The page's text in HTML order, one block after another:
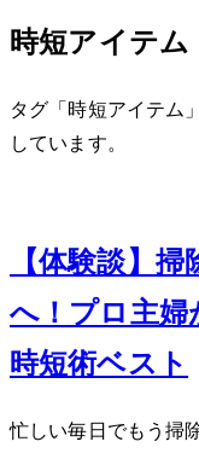
時短アイテム
タグ「時短アイテム
しています。
【体験談】
へ！プロ主婦
時短術ベスト5
忙しい毎日でもう掃